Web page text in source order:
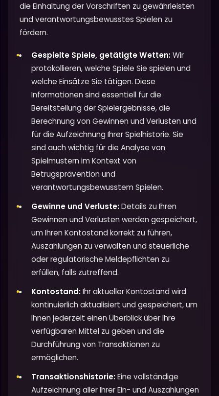
die Einhaltung der Vorschriften zu gewährleisten
und verantwortungsbewusstes Spielen zu
fördern.
Gespielte Spiele, getätigte Wetten:Wir
protokollieren, welche Spiele Sie spielen und
welche Einsätze Sie tätigen. Diese
Informationen sind essentiell für die
Bereitstellung der Spielergebnisse, die
Berechnung von Gewinnen und Verlusten und
für die Aufzeichnung Ihrer Spielhistorie. Sie
sind auch wichtig für die Analyse von
Spielmustern im Kontext von
Betrugsprävention und
verantwortungsbewusstem Spielen.
Gewinne und Verluste:Details zu Ihren
Gewinnen und Verlusten werden gespeichert,
um Ihren Kontostand korrekt zu führen,
Auszahlungen zu verwalten und steuerliche
oder regulatorische Meldepflichten zu
erfüllen, falls zutreffend.
Kontostand:Ihr aktueller Kontostand wird
kontinuierlich aktualisiert und gespeichert, um
Ihnen jederzeit einen Überblick über Ihre
verfügbaren Mittel zu geben und die
Durchführung von Transaktionen zu
ermöglichen.
Transaktionshistorie:Eine vollständige
Aufzeichnung aller Ihrer Ein- und Auszahlungen